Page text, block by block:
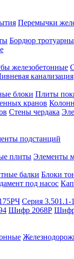
Перемычки
Бордюр
железобетонные
канализация
блоки Плиты
кранов
Стены чердака
подстанций
плиты Элементы
балки Блоки
под насос
Серия 3.501.1-
Шифр 2068Р